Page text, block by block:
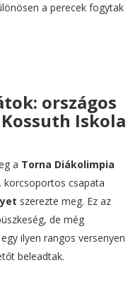
a perecek fogytak
országos
Iskola
a Torna Diákolimpia
korcsoportos csapata
szerezte meg. Ez az
de még
ilyen rangos versenyen
beleadtak.